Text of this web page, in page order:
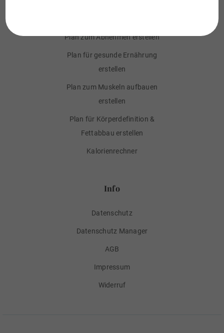
Plan zum Abnehmen erstellen
Plan für gesunde Ernährung
erstellen
Plan zum Muskeln aufbauen
erstellen
Plan für Körperdefinition &
Fettabbau erstellen
Kalorienrechner
Info
Datenschutz
Datenschutz Manager
AGB
Impressum
Widerruf